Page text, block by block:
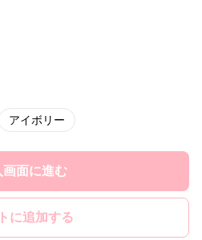
アイボリー
画面に進む
に追加する